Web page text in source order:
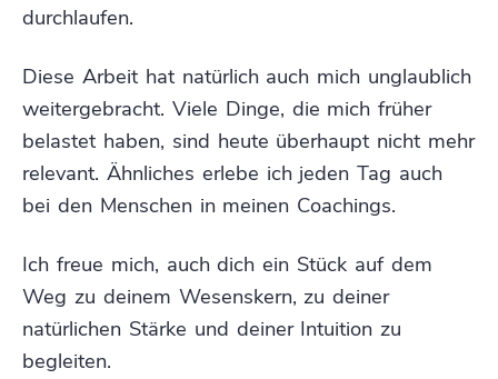
durchlaufen.
Diese Arbeit hat natürlich auch mich unglaublich
weitergebracht. Viele Dinge, die mich früher
belastet haben, sind heute überhaupt nicht mehr
relevant. Ähnliches erlebe ich jeden Tag auch
bei den Menschen in meinen Coachings.
Ich freue mich, auch dich ein Stück auf dem
Weg zu deinem Wesenskern, zu deiner
natürlichen Stärke und deiner Intuition zu
begleiten.